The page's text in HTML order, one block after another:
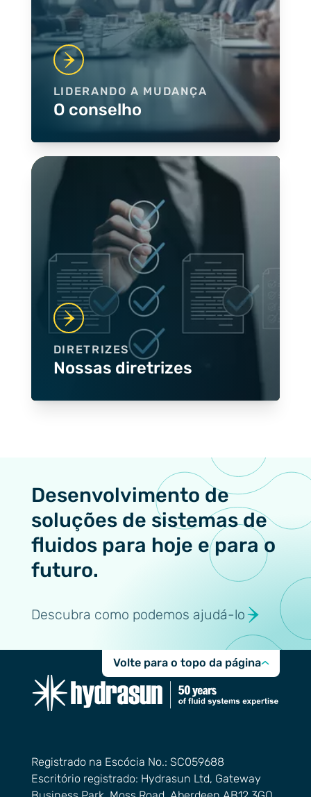
LIDERANDO A MUDANÇA
O conselho
DIRETRIZES
Nossas diretrizes
Desenvolvimento de
soluções de sistemas de
fluidos para hoje e para o
futuro.
Descubra como podemos ajudá-lo
Volte para o topo da página
Registrado na Escócia No.: SC059688
Escritório registrado: Hydrasun Ltd, Gateway